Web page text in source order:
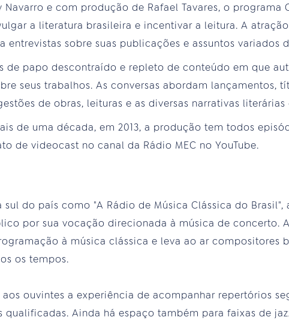
Navarro e com produção de Rafael Tavares, o programa
a literatura brasileira e incentivar a leitura. A
entrevistas sobre suas publicações e assuntos variados
de papo descontraído e repleto de conteúdo em que
seus trabalhos. As conversas abordam lançamentos,
de obras, leituras e as diversas narrativas
de uma década, em 2013, a produção tem todos
de videocast no canal da Rádio MEC no YouTube.
do país como "A Rádio de Música Clássica do Brasil",
por sua vocação direcionada à música de concerto.
à música clássica e leva ao ar compositores
os tempos.
aos ouvintes a experiência de acompanhar repertórios
qualificadas. Ainda há espaço também para faixas de